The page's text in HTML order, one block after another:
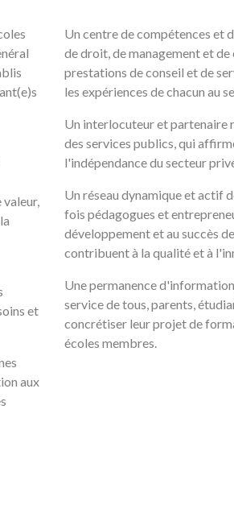
et
aux
Un centre de compétences et
de droit, de management et
prestations de conseil et de
les expériences de chacun au
Un interlocuteur et partenaire
des services publics, qui
l'indépendance du secteur
Un réseau dynamique et actif
fois pédagogues et
développement et au succès
contribuent à la qualité et à
Une permanence
service de tous, parents,
concrétiser leur projet de
écoles membres.